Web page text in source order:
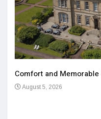
Comfort and
August 5, 2026